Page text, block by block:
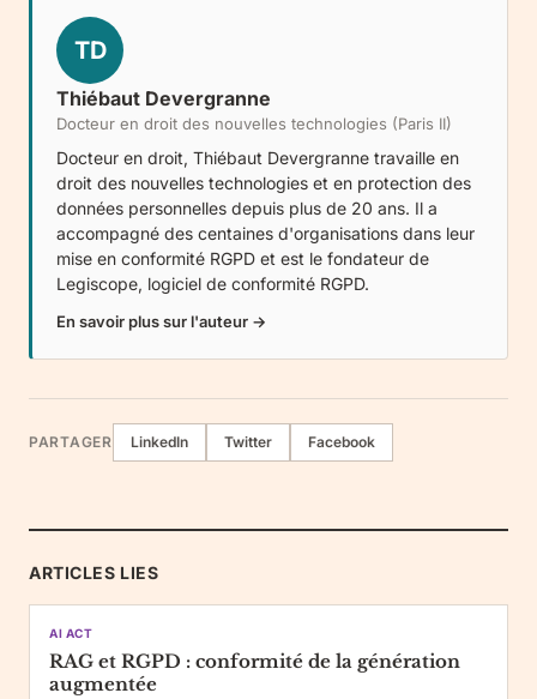
TD
Thiébaut Devergranne
Docteur en droit des nouvelles technologies (Paris II)
Docteur en droit, Thiébaut Devergranne travaille en
droit des nouvelles technologies et en protection des
données personnelles depuis plus de 20 ans. Il a
accompagné des centaines d'organisations dans leur
mise en conformité RGPD et est le fondateur de
Legiscope, logiciel de conformité RGPD.
En savoir plus sur l'auteur →
PARTAGER LinkedIn Twitter Facebook
ARTICLES LIES
AI ACT
RAG et RGPD : conformité de la génération
augmentée